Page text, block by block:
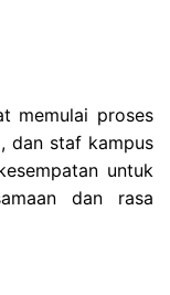
memulai proses
dan staf kampus
untuk
dan rasa